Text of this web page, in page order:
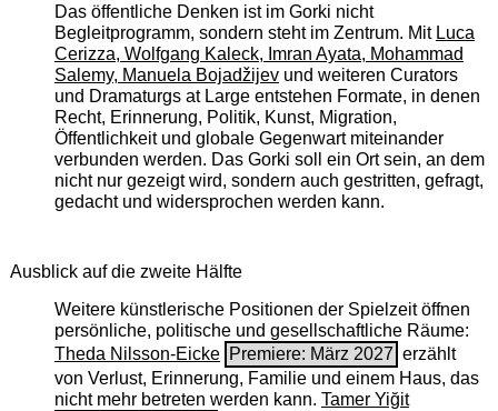
Das öffentliche Denken ist im Gorki nicht
Begleitprogramm, sondern steht im Zentrum. Mit Luca
Cerizza, Wolfgang Kaleck, Imran Ayata, Mohammad
Salemy, Manuela Bojadžijevund weiteren Curators
und Dramaturgs at Large entstehen Formate, in denen
Recht, Erinnerung, Politik, Kunst, Migration,
Öffentlichkeit und globale Gegenwart miteinander
verbunden werden. Das Gorki soll ein Ort sein, an dem
nicht nur gezeigt wird, sondern auch gestritten, gefragt,
gedacht und widersprochen werden kann.
Ausblick auf die zweite Hälfte
Weitere künstlerische Positionen der Spielzeit öffnen
persönliche, politische und gesellschaftliche Räume:
Theda Nilsson-Eicke Premiere: März 2027 erzählt
von Verlust, Erinnerung, Familie und einem Haus, das
nicht mehr betreten werden kann. Tamer Yiğit